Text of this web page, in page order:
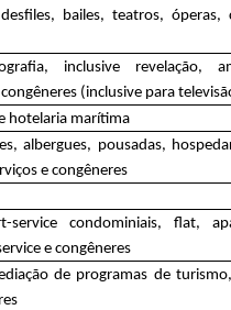
bailes, teatros, óperas,
inclusive revelação,
(inclusive para
hotelaria marítima
albergues, pousadas,
e congêneres
service condominiais, flat,
e congêneres
de programas de